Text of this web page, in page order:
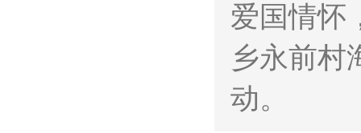
爱国情怀
乡永前村
动。